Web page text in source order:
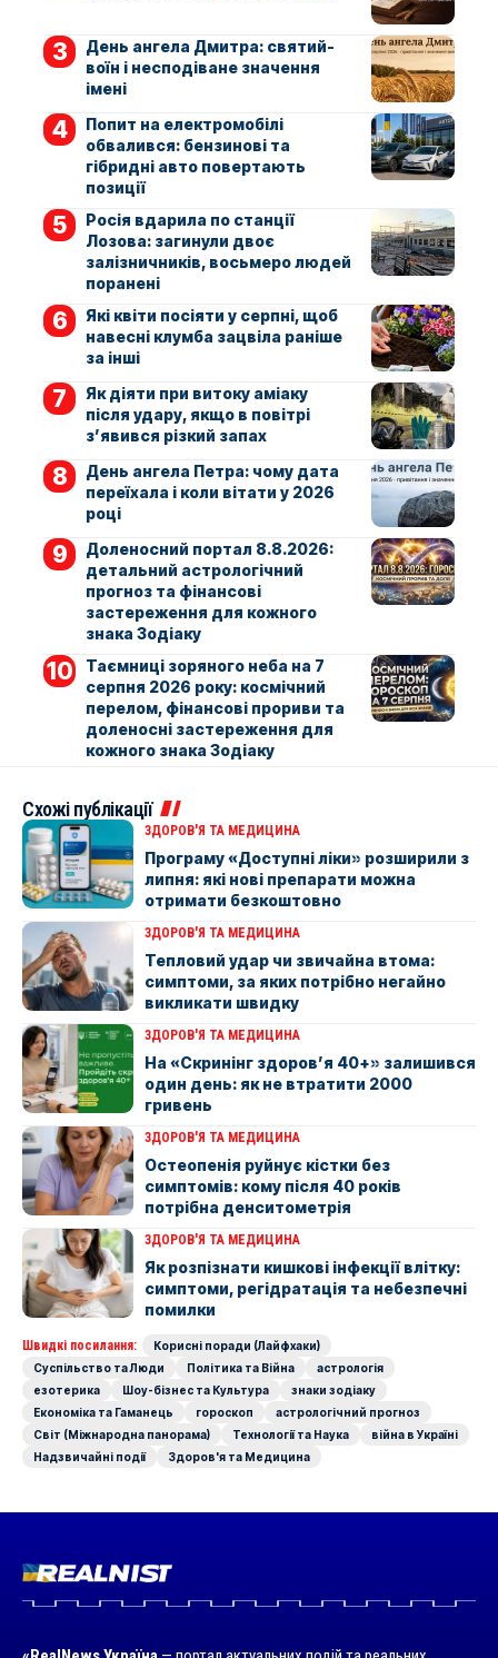
День ангела Дмитра: святий-
воїн і несподіване значення
імені
Попит на електромобілі
обвалився: бензинові та
гібридні авто повертають
позиції
Росія вдарила по станції
Лозова: загинули двоє
залізничників, восьмеро людей
поранені
Які квіти посіяти у серпні, щоб
навесні клумба зацвіла раніше
за інші
Як діяти при витоку аміаку
після удару, якщо в повітрі
з’явився різкий запах
День ангела Петра: чому дата
переїхала і коли вітати у 2026
році
Доленосний портал 8.8.2026:
детальний астрологічний
прогноз та фінансові
застереження для кожного
знака Зодіаку
Таємниці зоряного неба на 7
серпня 2026 року: космічний
перелом, фінансові прориви та
доленосні застереження для
кожного знака Зодіаку
Схожі публікації
ЗДОРОВ'Я ТА МЕДИЦИНА
Програму «Доступні ліки» розширили з
липня: які нові препарати можна
отримати безкоштовно
ЗДОРОВ'Я ТА МЕДИЦИНА
Тепловий удар чи звичайна втома:
симптоми, за яких потрібно негайно
викликати швидку
ЗДОРОВ'Я ТА МЕДИЦИНА
На «Скринінг здоров’я 40+» залишився
один день: як не втратити 2000
гривень
ЗДОРОВ'Я ТА МЕДИЦИНА
Остеопенія руйнує кістки без
симптомів: кому після 40 років
потрібна денситометрія
ЗДОРОВ'Я ТА МЕДИЦИНА
Як розпізнати кишкові інфекції влітку:
симптоми, регідратація та небезпечні
помилки
Швидкі посилання:
Корисні поради (Лайфхаки)
Суспільство та Люди
Політика та Війна
астрологія
езотерика
Шоу-бізнес та Культура
знаки зодіаку
Економіка та Гаманець
гороскоп
астрологічний прогноз
Світ (Міжнародна панорама)
Технології та Наука
війна в Україні
Надзвичайні події
Здоров'я та Медицина